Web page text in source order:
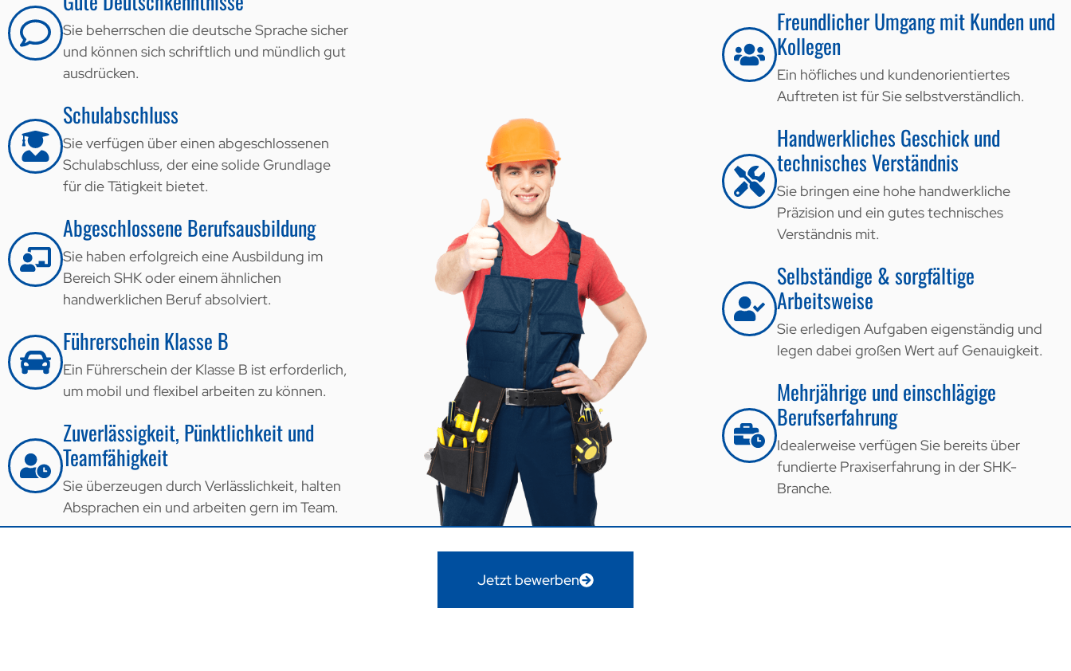
Sie beherrschen die deutsche Sprache sicher
und können sich schriftlich und mündlich gut
ausdrücken.
Schulabschluss
Sie verfügen über einen abgeschlossenen
Schulabschluss, der eine solide Grundlage
für die Tätigkeit bietet.
Abgeschlossene Berufsausbildung
Sie haben erfolgreich eine Ausbildung im
Bereich SHK oder einem ähnlichen
handwerklichen Beruf absolviert.
Führerschein Klasse B
Ein Führerschein der Klasse B ist erforderlich,
um mobil und flexibel arbeiten zu können.
Zuverlässigkeit, Pünktlichkeit und
Teamfähigkeit
Sie überzeugen durch Verlässlichkeit, halten
Absprachen ein und arbeiten gern im Team.
Freundlicher Umgang mit Kunden und
Kollegen
Ein höfliches und kundenorientiertes
Auftreten ist für Sie selbstverständlich.
Handwerkliches Geschick und
technisches Verständnis
Sie bringen eine hohe handwerkliche
Präzision und ein gutes technisches
Verständnis mit.
Selbständige & sorgfältige
Arbeitsweise
Sie erledigen Aufgaben eigenständig und
legen dabei großen Wert auf Genauigkeit.
Mehrjährige und einschlägige
Berufserfahrung
Idealerweise verfügen Sie bereits über
fundierte Praxiserfahrung in der SHK-
Branche.
Jetzt bewerben